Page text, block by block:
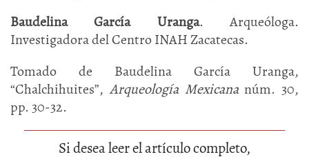
Baudelina García Uranga. Arqueóloga.
Investigadora del Centro INAH Zacatecas.
Tomado de Baudelina García Uranga,
“Chalchihuites”, Arqueología Mexicananúm. 30,
pp. 30-32.
Si desea leer el artículo completo,